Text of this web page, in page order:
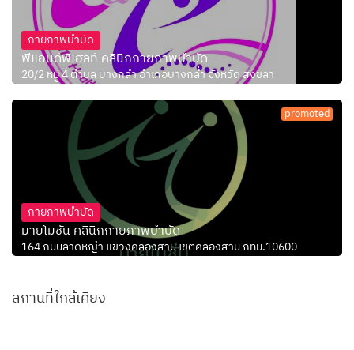
กายภาพบำบัด
พีแอนด์พีเฮลท์ คลินิกกายภาพบำบัด
20/2 หมู่ 4 ตำบล บางกล่ำ อำเภอบางกล่ำ จังหวัด สงขลา
promoted
กายภาพบำบัด
มายโมชั่น คลินิกกายภาพบำบัด
164 ถนนลาดหญ้า แขวงคลองสาน เขตคลองสาน กทม.10600
สถานที่ใกล้เคียง